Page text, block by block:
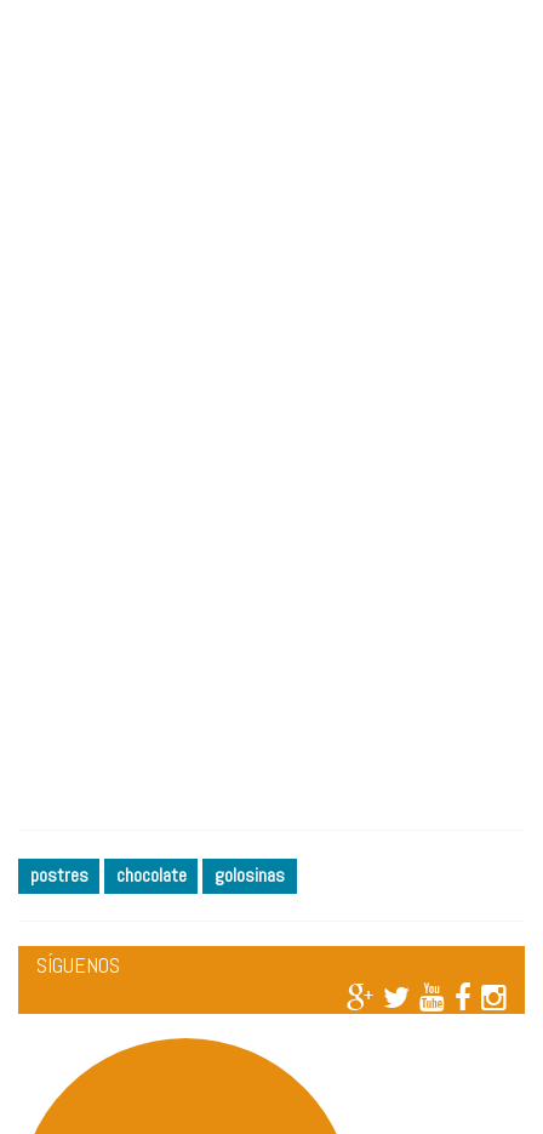
postres chocolate golosinas
SÍGUENOS